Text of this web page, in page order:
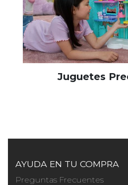
Juguetes
AYUDA EN TU COMPRA
Preguntas Frecuentes